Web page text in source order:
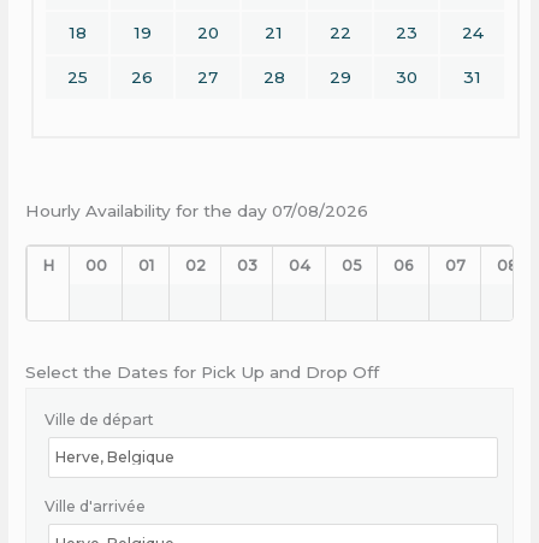
18 19 20 21 22 23 24
25 26 27 28 29 30 31
Hourly Availability for the day 07/08/2026
H 00 01 02 03 04 05 06 07 08
Select the Dates for Pick Up and Drop Off
Ville de départ
Ville d'arrivée